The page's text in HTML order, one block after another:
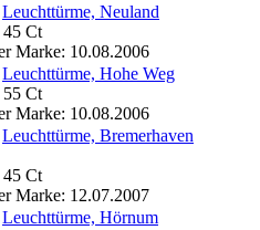
Leuchttürme, Neuland
45 Ct
Marke: 10.08.2006
Leuchttürme, Hohe Weg
55 Ct
Marke: 10.08.2006
Leuchttürme, Bremerhaven
45 Ct
Marke: 12.07.2007
Leuchttürme, Hörnum